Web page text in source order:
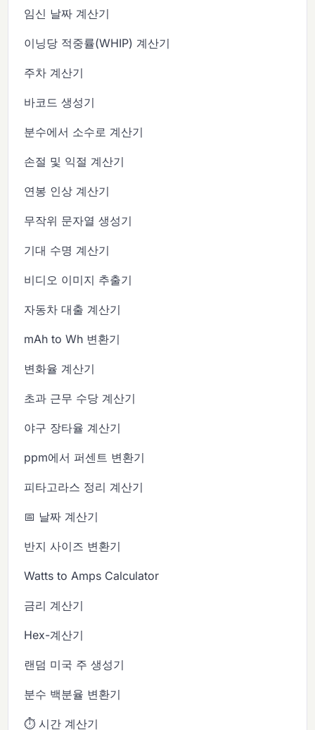
임신 날짜 계산기
이닝당 적중률(WHIP) 계산기
주차 계산기
바코드 생성기
분수에서 소수로 계산기
손절 및 익절 계산기
연봉 인상 계산기
무작위 문자열 생성기
기대 수명 계산기
비디오 이미지 추출기
자동차 대출 계산기
mAh to Wh 변환기
변화율 계산기
초과 근무 수당 계산기
야구 장타율 계산기
ppm에서 퍼센트 변환기
피타고라스 정리 계산기
📅 날짜 계산기
반지 사이즈 변환기
Watts to Amps Calculator
금리 계산기
Hex-계산기
랜덤 미국 주 생성기
분수 백분율 변환기
⏱️ 시간 계산기